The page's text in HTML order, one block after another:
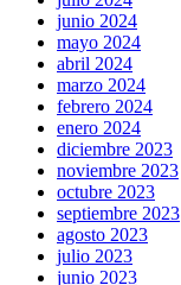
junio 2024
mayo 2024
abril 2024
marzo 2024
febrero 2024
enero 2024
diciembre 2023
noviembre 2023
octubre 2023
septiembre 2023
agosto 2023
julio 2023
junio 2023